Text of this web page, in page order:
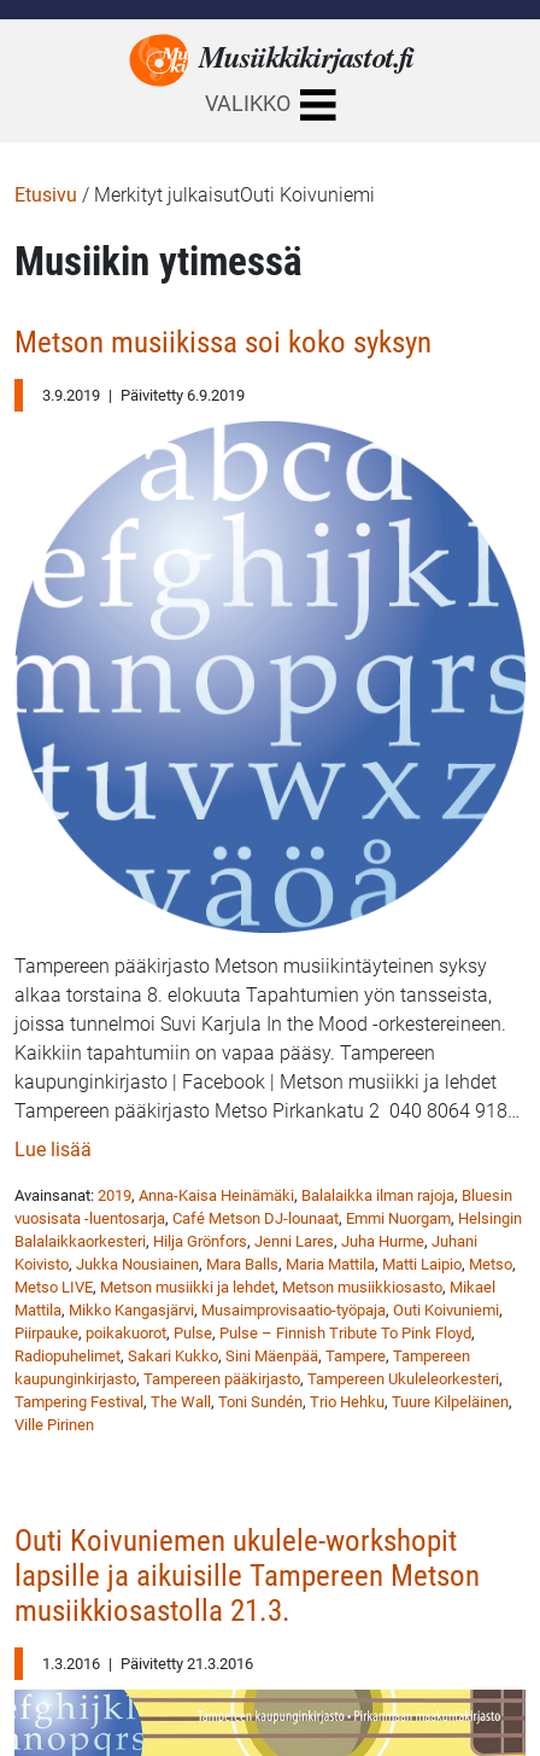
Musiikkikirjastot.fi
VALIKKO
Etusivu / Merkityt julkaisutOuti Koivuniemi
Musiikin ytimessä
Metson musiikissa soi koko syksyn
3.9.2019 | Päivitetty 6.9.2019
Tampereen pääkirjasto Metson musiikintäyteinen syksy
alkaa torstaina 8. elokuuta Tapahtumien yön tansseista,
joissa tunnelmoi Suvi Karjula In the Mood -orkestereineen.
Kaikkiin tapahtumiin on vapaa pääsy. Tampereen
kaupunginkirjasto | Facebook | Metson musiikki ja lehdet
Tampereen pääkirjasto Metso Pirkankatu 2 040 8064 918…
Lue lisää
Avainsanat: 2019, Anna-Kaisa Heinämäki, Balalaikka ilman rajoja, Bluesin
vuosisata -luentosarja, Café Metson DJ-lounaat, Emmi Nuorgam, Helsingin
Balalaikkaorkesteri, Hilja Grönfors, Jenni Lares, Juha Hurme, Juhani
Koivisto, Jukka Nousiainen, Mara Balls, Maria Mattila, Matti Laipio, Metso,
Metso LIVE, Metson musiikki ja lehdet, Metson musiikkiosasto, Mikael
Mattila, Mikko Kangasjärvi, Musaimprovisaatio-työpaja, Outi Koivuniemi,
Piirpauke, poikakuorot, Pulse, Pulse – Finnish Tribute To Pink Floyd,
Radiopuhelimet, Sakari Kukko, Sini Mäenpää, Tampere, Tampereen
kaupunginkirjasto, Tampereen pääkirjasto, Tampereen Ukuleleorkesteri,
Tampering Festival , The Wall , Toni Sundén, Trio Hehku, Tuure Kilpeläinen,
Ville Pirinen
Outi Koivuniemen ukulele-workshopit
lapsille ja aikuisille Tampereen Metson
musiikkiosastolla 21.3.
1.3.2016 | Päivitetty 21.3.2016